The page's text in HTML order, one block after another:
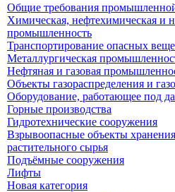
Общие требования промышленной
Химическая, нефтехимическая и
промышленность
Транспортирование опасных
Металлургическая
Нефтяная и газовая
Объекты газораспределения и
Оборудование, работающее под
Горные производства
Гидротехнические сооружения
Взрывоопасные объекты
растительного сырья
Подъёмные сооружения
Лифты
Новая категория